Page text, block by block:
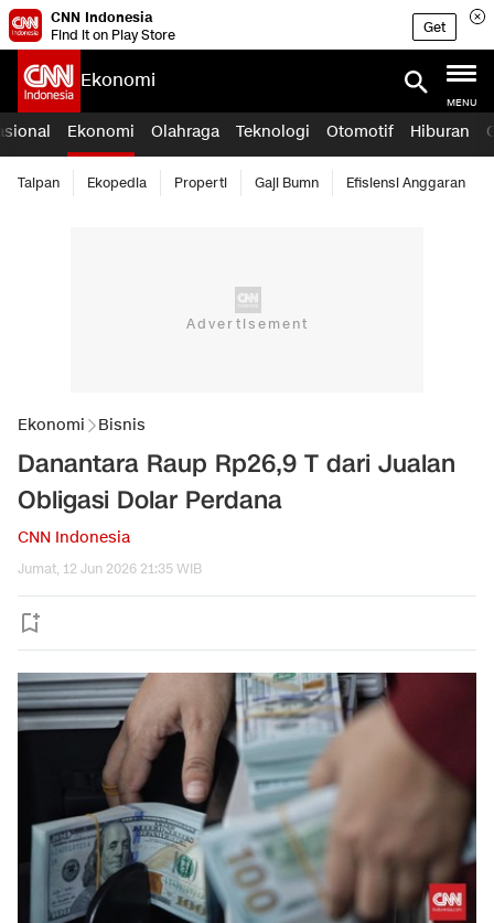
CNN Indonesia
Find it on Play Store
Get
Ekonomi
MENU
Ekonomi Olahraga Teknologi Otomotif Hiburan
Taipan Ekopedia Properti Gaji Bumn Efisiensi Anggaran
Ekonomi Bisnis
Danantara Raup Rp26,9 T dari Jualan
Obligasi Dolar Perdana
CNN Indonesia
Jumat, 12 Jun 2026 21:35 WIB